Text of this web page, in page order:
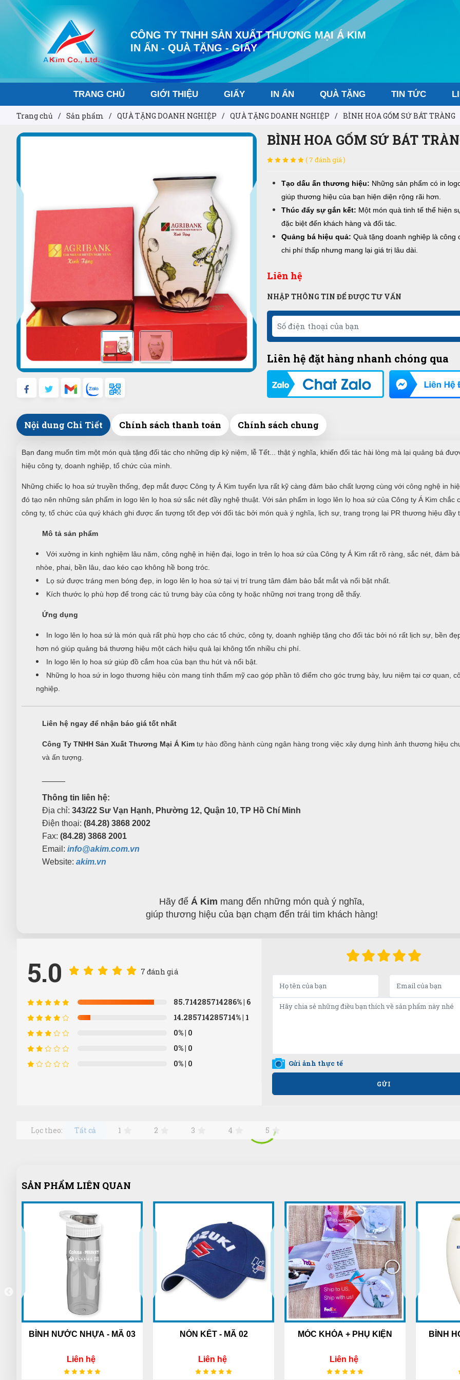
CÔNG TY TNHH SẢN XUẤT THƯƠNG MẠI Á KIM
IN ẤN - QUÀ TẶNG - GIẤY
TRANG CHỦ GIỚI THIỆU GIẤY IN ẤN QUÀ TẶNG TIN TỨC
Trang chủ / Sản phẩm / QUÀ TẶNG DOANH NGHIỆP / QUÀ TẶNG DOANH NGHIỆP / BÌNH HOA GỐM SỨ BÁT TRÀNG
BÌNH HOA GỐM SỨ BÁT
( 7 đánh giá )
Tạo dấu ấn thương hiệu: Những sản phẩm có in
giúp thương hiệu của bạn hiện diện rộng rãi hơn.
Thúc đẩy sự gắn kết: Một món quà tinh tế thể hiện
đặc biệt đến khách hàng và đối tác.
Quảng bá hiệu quả: Quà tặng doanh nghiệp là công
chi phí thấp nhưng mang lại giá trị lâu dài.
Liên hệ
NHẬP THÔNG TIN ĐỂ ĐƯỢC TƯ VẤN
Liên hệ đặt hàng nhanh chóng qua
Nội dung Chi Tiết Chính sách thanh toán Chính sách chung
Bạn đang muốn tìm một món quà tặng đối tác cho những dịp kỷ niệm, lễ Tết... thật ý nghĩa, khiến đối tác hài lòng mà lại quảng bá
hiệu công ty, doanh nghiệp, tổ chức của mình.
Những chiếc lọ hoa sứ truyền thống, đẹp mắt được Công ty Á Kim tuyển lựa rất kỹ càng đảm bảo chất lượng cùng với công nghệ in
đó tạo nên những sản phẩm in logo lên lọ hoa sứ sắc nét đầy nghệ thuật. Với sản phẩm in logo lên lọ hoa sứ của Công ty Á Kim chắc
công ty, tổ chức của quý khách ghi được ấn tượng tốt đẹp với đối tác bởi món quà ý nghĩa, lịch sự, trang trọng lại PR thương hiệu đầy
Mô tả sản phẩm
Với xưởng in kinh nghiệm lâu năm, công nghệ in hiện đại, logo in trên lọ hoa sứ của Công ty Á Kim rất rõ ràng, sắc nét, đảm
nhòe, phai, bền lâu, dao kéo cạo không hề bong tróc.
Lọ sứ được tráng men bóng đẹp, in logo lên lọ hoa sứ tại vị trí trung tâm đảm bảo bắt mắt và nổi bật nhất.
Kích thước lọ phù hợp để trong các tủ trưng bày của công ty hoặc những nơi trang trọng dễ thấy.
Ứng dụng
In logo lên lọ hoa sứ là món quà rất phù hợp cho các tổ chức, công ty, doanh nghiệp tặng cho đối tác bởi nó rất lịch sự, bền
hơn nó giúp quảng bá thương hiệu một cách hiệu quả lại không tốn nhiều chi phí.
In logo lên lọ hoa sứ giúp đồ cắm hoa của bạn thu hút và nổi bật.
Những lọ hoa sứ in logo thương hiệu còn mang tính thẩm mỹ cao góp phần tô điểm cho góc trưng bày, lưu niệm tại cơ quan,
nghiệp.
Liên hệ ngay để nhận báo giá tốt nhất
Công Ty TNHH Sản Xuất Thương Mại Á Kim tự hào đồng hành cùng ngân hàng trong việc xây dựng hình ảnh thương hiệu
và ấn tượng.
Thông tin liên hệ:
Địa chỉ: 343/22 Sư Vạn Hạnh, Phường 12, Quận 10, TP Hồ Chí Minh
Điện thoại: (84.28) 3868 2002
Fax: (84.28) 3868 2001
Email: info@akim.com.vn
Website: akim.vn
Hãy để Á Kim mang đến những món quà ý nghĩa,
giúp thương hiệu của bạn chạm đến trái tim khách hàng!
5.0 7 đánh giá
85.714285714286%| 6
14.285714285714%| 1
0%| 0
0%| 0
0%| 0 Gửi ảnh thực tế
GỬI
Lọc theo: Tất cả 1 2 3 4 5
SẢN PHẨM LIÊN QUAN
NHỰA - MÃ 03 NÓN KẾT - MÃ 02 MÓC KHÓA + PHỤ KIỆN
BÌNH HOA GỐM SỨ